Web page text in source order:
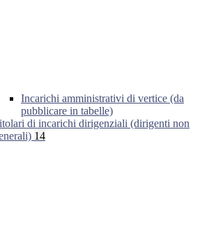
Incarichi amministrativi di vertice (da
pubblicare in tabelle)
di incarichi dirigenziali (dirigenti non
14